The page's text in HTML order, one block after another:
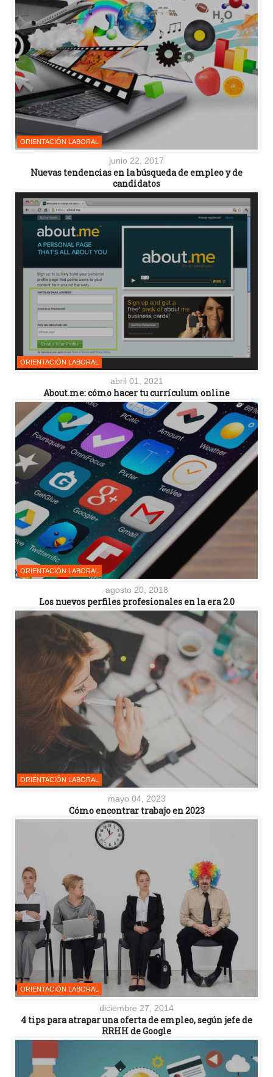
ORIENTACIÓN LABORAL
junio 22, 2017
Nuevas tendencias en la búsqueda de empleo y de
candidatos
ORIENTACIÓN LABORAL
abril 01, 2021
About.me: cómo hacer tu currículum online
ORIENTACIÓN LABORAL
agosto 20, 2018
Los nuevos perfiles profesionales en la era 2.0
ORIENTACIÓN LABORAL
mayo 04, 2023
Cómo encontrar trabajo en 2023
ORIENTACIÓN LABORAL
diciembre 27, 2014
4 tips para atrapar una oferta de empleo, según jefe de
RRHH de Google